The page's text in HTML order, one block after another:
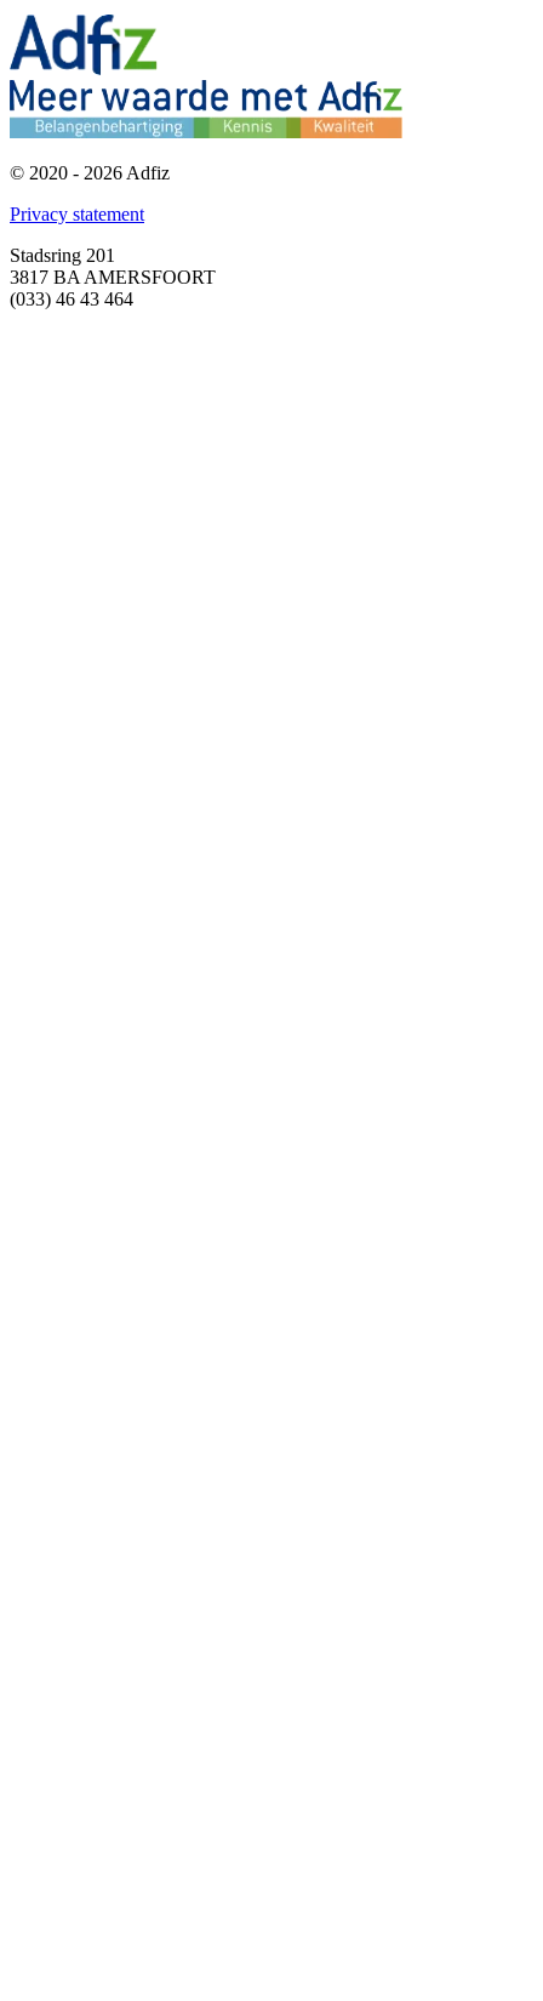
© 2020 - 2026 Adfiz
Privacy statement
Stadsring 201
3817 BA AMERSFOORT
(033) 46 43 464